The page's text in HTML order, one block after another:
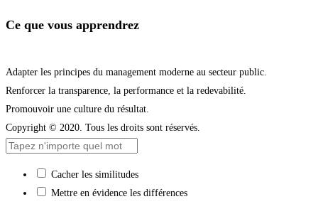
Ce que vous apprendrez
Adapter les principes du management moderne au secteur public.
Renforcer la transparence, la performance et la redevabilité.
Promouvoir une culture du résultat.
Copyright © 2020. Tous les droits sont réservés.
Cacher les similitudes
Mettre en évidence les différences